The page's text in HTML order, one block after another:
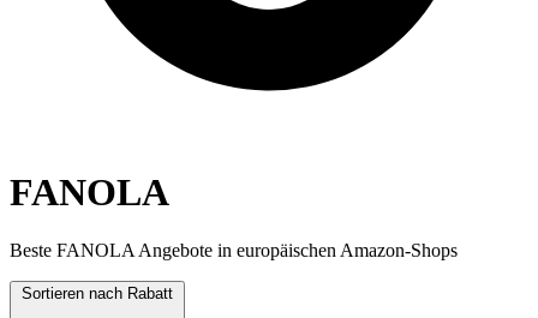
FANOLA
Beste FANOLA Angebote in europäischen Amazon-Shops
Sortieren nach Rabatt